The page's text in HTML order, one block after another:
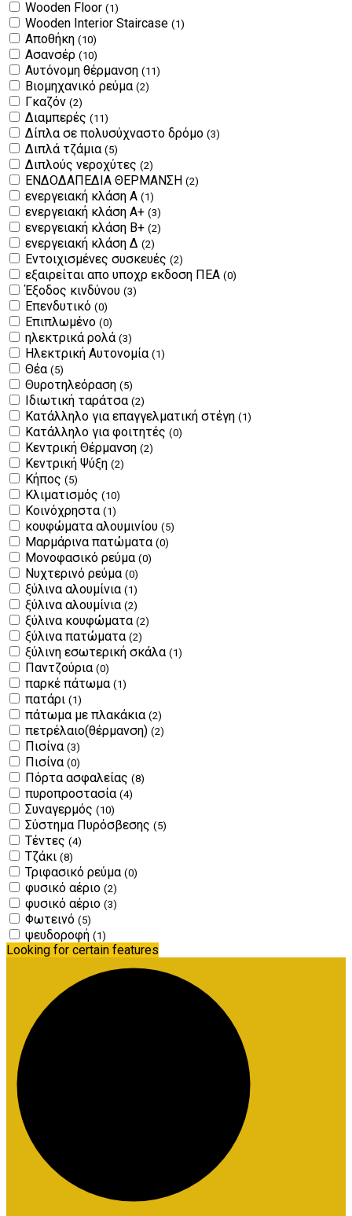
Wooden Floor (1)
Wooden Interior Staircase (1)
Αποθήκη (10)
Ασανσέρ (10)
Αυτόνομη θέρμανση (11)
Βιομηχανικό ρεύμα (2)
Γκαζόν (2)
Διαμπερές (11)
Δίπλα σε πολυσύχναστο δρόμο (3)
Διπλά τζάμια (5)
Διπλούς νεροχύτες (2)
ΕΝΔΟΔΑΠΕΔΙΑ ΘΕΡΜΑΝΣΗ (2)
ενεργειακή κλάση Α (1)
ενεργειακή κλάση Α+ (3)
ενεργειακή κλάση Β+ (2)
ενεργειακή κλάση Δ (2)
Εντοιχισμένες συσκευές (2)
εξαιρείται απο υποχρ εκδοση ΠΕΑ (0)
Έξοδος κινδύνου (3)
Επενδυτικό (0)
Επιπλωμένο (0)
ηλεκτρικά ρολά (3)
Ηλεκτρική Αυτονομία (1)
Θέα (5)
Θυροτηλεόραση (5)
Ιδιωτική ταράτσα (2)
Κατάλληλο για επαγγελματική στέγη (1)
Κατάλληλο για φοιτητές (0)
Κεντρική Θέρμανση (2)
Κεντρική Ψύξη (2)
Κήπος (5)
Κλιματισμός (10)
Κοινόχρηστα (1)
κουφώματα αλουμινίου (5)
Μαρμάρινα πατώματα (0)
Μονοφασικό ρεύμα (0)
Νυχτερινό ρεύμα (0)
ξύλινα αλουμίνια (1)
ξύλινα αλουμίνια (2)
ξύλινα κουφώματα (2)
ξύλινα πατώματα (2)
ξύλινη εσωτερική σκάλα (1)
Παντζούρια (0)
παρκέ πάτωμα (1)
πατάρι (1)
πάτωμα με πλακάκια (2)
πετρέλαιο(θέρμανση) (2)
Πισίνα (3)
Πισίνα (0)
Πόρτα ασφαλείας (8)
πυροπροστασία (4)
Συναγερμός (10)
Σύστημα Πυρόσβεσης (5)
Τέντες (4)
Τζάκι (8)
Τριφασικό ρεύμα (0)
φυσικό αέριο (2)
φυσικό αέριο (3)
Φωτεινό (5)
ψευδοροφή (1)
Looking for certain features